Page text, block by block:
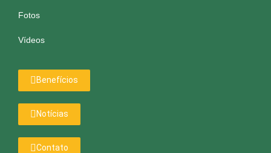
Fotos
Vídeos
Benefícios
Notícias
Contato